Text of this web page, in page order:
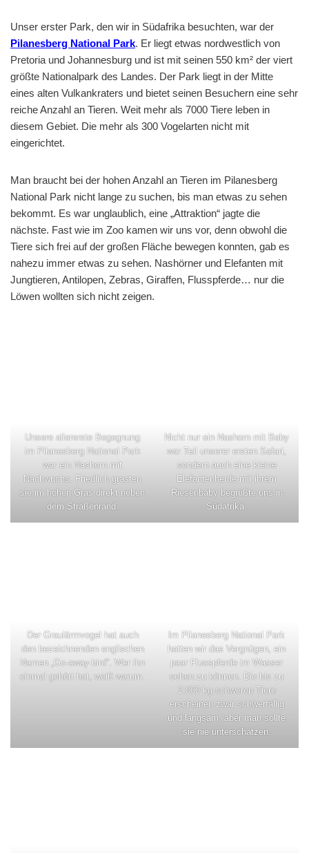
Unser erster Park, den wir in Südafrika besuchten, war der
Pilanesberg National Park. Er liegt etwas nordwestlich von
Pretoria und Johannesburg und ist mit seinen 550 km² der viert
größte Nationalpark des Landes. Der Park liegt in der Mitte
eines alten Vulkankraters und bietet seinen Besuchern eine sehr
reiche Anzahl an Tieren. Weit mehr als 7000 Tiere leben in
diesem Gebiet. Die mehr als 300 Vogelarten nicht mit
eingerichtet.
Man braucht bei der hohen Anzahl an Tieren im Pilanesberg
National Park nicht lange zu suchen, bis man etwas zu sehen
bekommt. Es war unglaublich, eine „Attraktion“ jagte die
nächste. Fast wie im Zoo kamen wir uns vor, denn obwohl die
Tiere sich frei auf der großen Fläche bewegen konnten, gab es
nahezu immer etwas zu sehen. Nashörner und Elefanten mit
Jungtieren, Antilopen, Zebras, Giraffen, Flusspferde… nur die
Löwen wollten sich nicht zeigen.
Unsere allererste Begegnung
im Pilanesberg National Park
war ein Nashorn mit
Nachwuchs. Friedlich grasten
sie im hohen Gras direkt neben
dem Straßenrand.
Nicht nur ein Nashorn mit Baby
war Teil unserer ersten Safari,
sondern auch eine kleine
Elefantenherde mit ihrem
Riesenbaby begrüßte uns in
Südafrika.
Der Graulärmvogel hat auch
den bezeichnenden englischen
Namen „Go-away-bird“. Wer ihn
einmal gehört hat, weiß warum.
Im Pilanesberg National Park
hatten wir das Vergnügen, ein
paar Flusspferde im Wasser
sehen zu können. Die bis zu
2.000 kg schweren Tiere
erscheinen zwar schwerfällig
und langsam, aber man sollte
sie nie unterschätzen.